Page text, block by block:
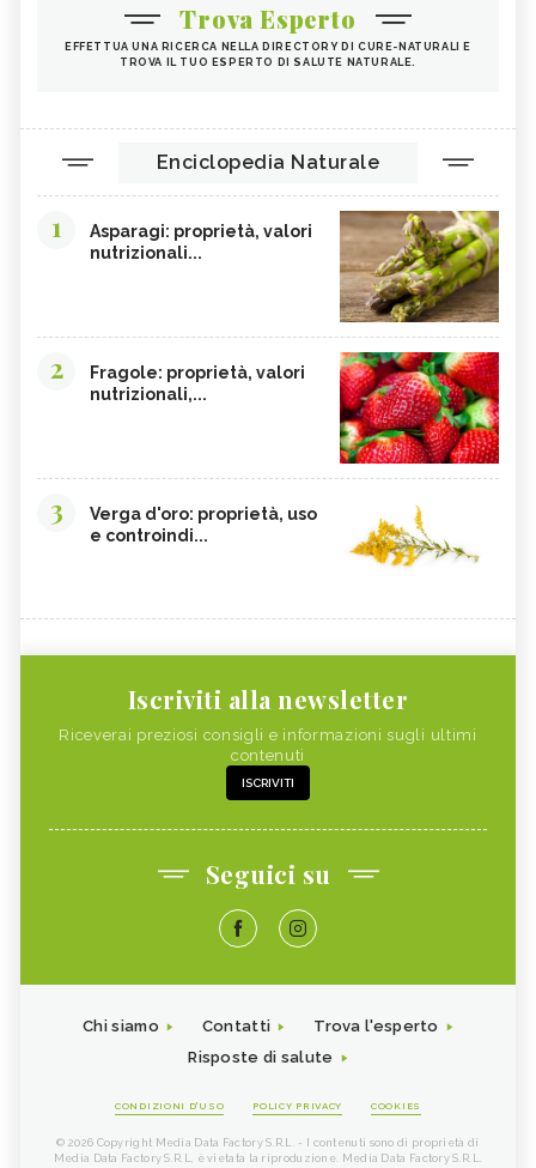
Trova Esperto
EFFETTUA UNA RICERCA NELLA DIRECTORY DI CURE-NATURALI E
TROVA IL TUO ESPERTO DI SALUTE NATURALE.
Enciclopedia Naturale
1
Asparagi: proprietà, valori
nutrizionali...
2
Fragole: proprietà, valori
nutrizionali,...
3
Verga d'oro: proprietà, uso
e controindi...
Iscriviti alla newsletter
Riceverai preziosi consigli e informazioni sugli ultimi
contenuti
ISCRIVITI
Seguici su
Chi siamo Contatti
Trova l'esperto
Risposte di salute
CONDIZIONI D'USO POLICY PRIVACY COOKIES
© 2026 Copyright Media Data Factory S.R.L. - I contenuti sono di proprietà di
Media Data Factory S.R.L, è vietata la riproduzione. Media Data Factory S.R.L.